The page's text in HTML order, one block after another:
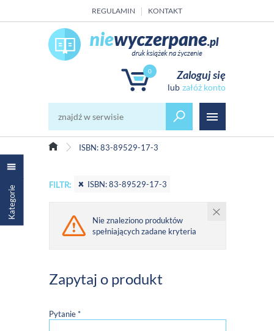
REGULAMIN KONTAKT
0 Zaloguj się
załóż konto
ISBN: 83-89529-17-3
Kategorie FILTR: ISBN: 83-89529-17-3
Nie znaleziono produktów
spełniających zadane kryteria
Zapytaj o produkt
Pytanie *